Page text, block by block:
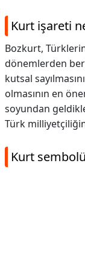
Kurt işareti
Bozkurt,
dönemlerden
kutsal
olmasının en
soyundan
Türk
Kurt